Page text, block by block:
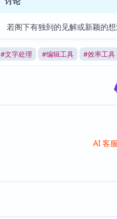
若阁下有独到的见解或新颖的
#文字处理 #编辑工具 #效率工具
AI 客服